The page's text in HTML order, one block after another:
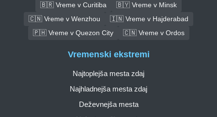
🇧🇷 Vreme v Curitiba
🇧🇾 Vreme v Minsk
🇨🇳 Vreme v Wenzhou
🇮🇳 Vreme v Hajderabad
🇵🇭 Vreme v Quezon City
🇨🇳 Vreme v Ordos
Vremenski ekstremi
Najtoplejša mesta zdaj
Najhladnejša mesta zdaj
Deževnejša mesta